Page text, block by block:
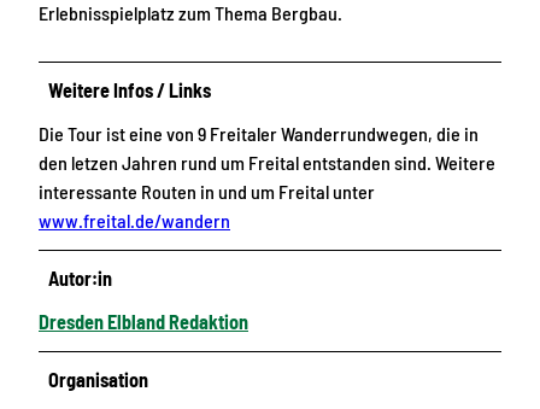
Erlebnisspielplatz zum Thema Bergbau.
Weitere Infos / Links
Die Tour ist eine von 9 Freitaler Wanderrundwegen, die in
den letzen Jahren rund um Freital entstanden sind. Weitere
interessante Routen in und um Freital unter
www.freital.de/wandern
Autor:in
Dresden Elbland Redaktion
Organisation